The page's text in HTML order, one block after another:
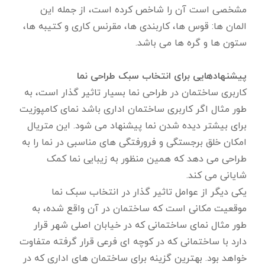
مشخصی است آن را شاخص کرده است، از جمله این
المان ها: قوس ها، کاربندی ها، مقرنس کاری و کتیبه ها،
ستون ها و گره ها می باشد.
پیشنهادهایی برای انتخاب سبک طراحی نما
کاربری ساختمان در طراحی نما بسیار تاثیر گذار است، به
طور مثال اگر کاربری ساختمان اداری باشد نمای کامپوزیت
برای بیشتر دیده شدن نما پیشنهاد می شود. این متریال
امکان خلق برجستگی و فرورفتگی های مناسبی در نما را به
طراحی می دهد که همین منظور به زیبایی نما کمک
شایانی می کند.
یکی دیگر از عوامل تاثیر گذار در انتخاب سبک نما
موقعیت مکانی است که ساختمان در آن واقع شده، به
طور مثال نمای ساختمانی که در خیابان اصلی شهر قرار
دارد با ساختمانی که در کوچه ای فرعی قرار گرفته متفاوت
خواهد بود. بهترین گزینه برای ساختمان های اداری که در